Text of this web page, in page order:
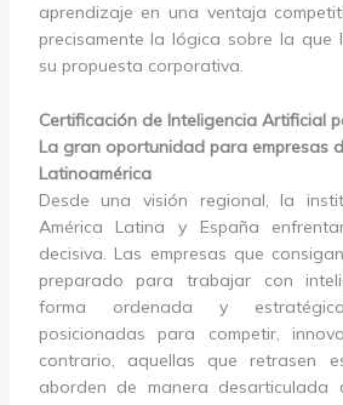
aprendizaje en una ventaja
precisamente la lógica sobre la que
su propuesta corporativa.
Certificación de Inteligencia Artificial
La gran oportunidad para empresas
Latinoamérica
Desde una visión regional, la
América Latina y España
decisiva. Las empresas que
preparado para trabajar con
forma ordenada y
posicionadas para competir,
contrario, aquellas que retrasen
aborden de manera desarticulada